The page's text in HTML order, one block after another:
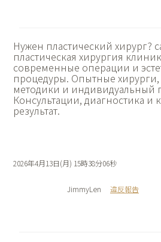
Нужен пластический хирург?
пластическая хирургия
современные операции и
процедуры. Опытные
методики и индивидуальный
Консультации, диагностика и
результат.
2026年4月13日(月) 15時38分06秒
JimmyLen 違反報告